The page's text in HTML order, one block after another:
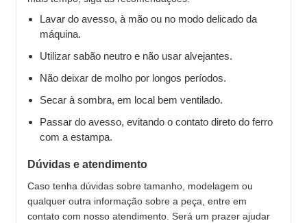
Lavar do avesso, à mão ou no modo delicado da
máquina.
Utilizar sabão neutro e não usar alvejantes.
Não deixar de molho por longos períodos.
Secar à sombra, em local bem ventilado.
Passar do avesso, evitando o contato direto do ferro
com a estampa.
Dúvidas e atendimento
Caso tenha dúvidas sobre tamanho, modelagem ou
qualquer outra informação sobre a peça, entre em
contato com nosso atendimento. Será um prazer ajudar